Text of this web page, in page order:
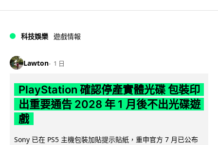
科技娛樂 遊戲情報
Lawton 1 日
PlayStation 確認停產實體光碟 包裝印
出重要通告 2028 年 1 月後不出光碟遊
戲
Sony 已在 PS5 主機包裝加貼提示貼紙，重申官方 7 月已公布